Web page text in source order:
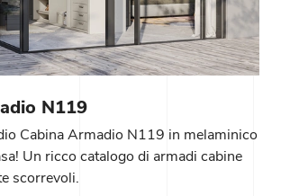
N119
Cabina Armadio N119 in melaminico
Un ricco catalogo di armadi cabine
scorrevoli.